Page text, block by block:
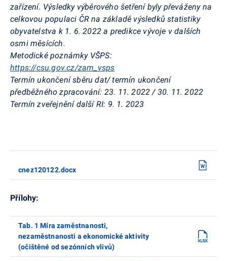
zařízení. Výsledky výběrového šetření byly převáženy na
celkovou populaci ČR na základě výsledků statistiky
obyvatelstva k 1. 6. 2022 a predikce vývoje v dalších
osmi měsících.
Metodické poznámky VŠPS:
https://csu.gov.cz/zam_vsps
Termín ukončení sběru dat/ termín ukončení
předběžného zpracování: 23. 11. 2022 / 30. 11. 2022
Termín zveřejnění další RI: 9. 1. 2023
cnez120122.docx
Přílohy:
Tab. 1 Míra zaměstnanosti,
nezaměstnanosti a ekonomické aktivity
(očištěné od sezónních vlivů)